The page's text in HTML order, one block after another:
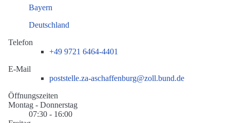
Bayern
Deutschland
Telefon
+49 9721 6464-4401
E-Mail
poststelle.za-aschaffenburg@zoll.bund.de
Öffnungszeiten
Montag - Donnerstag
07:30 - 16:00